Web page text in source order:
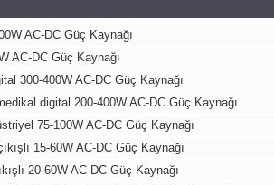
AC-DC Güç Kaynağı
AC-DC Güç Kaynağı
300-400W AC-DC Güç Kaynağı
digital 200-400W AC-DC Güç Kaynağı
75-100W AC-DC Güç Kaynağı
15-60W AC-DC Güç Kaynağı
20-60W AC-DC Güç Kaynağı